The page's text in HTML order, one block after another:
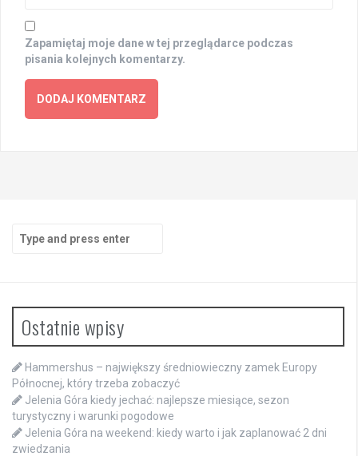
Zapamiętaj moje dane w tej przeglądarce podczas
pisania kolejnych komentarzy.
for:
Ostatnie wpisy
Hammershus – największy średniowieczny zamek Europy
Północnej, który trzeba zobaczyć
Jelenia Góra kiedy jechać: najlepsze miesiące, sezon
turystyczny i warunki pogodowe
Jelenia Góra na weekend: kiedy warto i jak zaplanować 2 dni
zwiedzania